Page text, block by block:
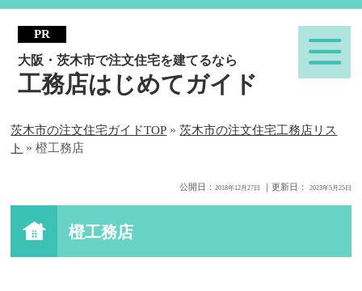
大阪・茨木市で注文住宅を建てるなら
工務店はじめてガイド
茨木市の注文住宅ガイドTOP »茨木市の注文住宅工務店リス
ト »橙工務店
公開日： 2018年12月27日 ｜更新日： 2023年5月25日
橙工務店